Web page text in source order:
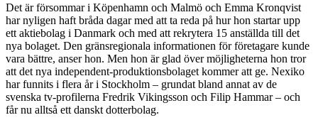
Det är försommar i Köpenhamn och Malmö och Emma Kronqvist
har nyligen haft bråda dagar med att ta reda på hur hon startar upp
ett aktiebolag i Danmark och med att rekrytera 15 anställda till det
nya bolaget. Den gränsregionala informationen för företagare kunde
vara bättre, anser hon. Men hon är glad över möjligheterna hon tror
att det nya independent-produktionsbolaget kommer att ge. Nexiko
har funnits i flera år i Stockholm – grundat bland annat av de
svenska tv-profilerna Fredrik Vikingsson och Filip Hammar – och
får nu alltså ett danskt dotterbolag.